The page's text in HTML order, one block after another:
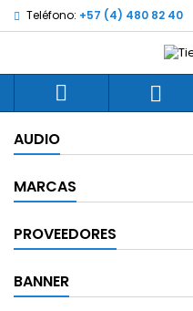
Teléfono: +57 (4) 480 82 40
 
AUDIO
MARCAS
PROVEEDORES
BANNER